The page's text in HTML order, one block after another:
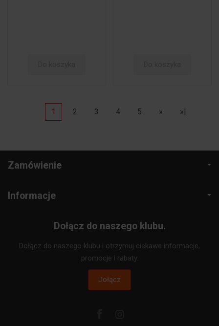
1 2 3 4 5 » »|
Zamówienie
Informacje
Dołącz do naszego klubu.
Dołącz do naszego klubu i otrzymuj ciekawe informacje,
promocje i rabaty.
Dołącz